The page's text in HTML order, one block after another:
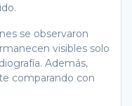
se observaron
visibles solo
Además,
comparando con